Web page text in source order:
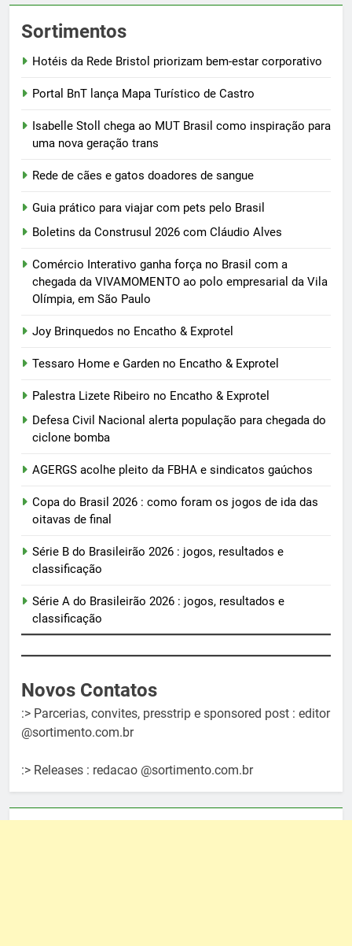
Sortimentos
Hotéis da Rede Bristol priorizam bem-estar corporativo
Portal BnT lança Mapa Turístico de Castro
Isabelle Stoll chega ao MUT Brasil como inspiração para
uma nova geração trans
Rede de cães e gatos doadores de sangue
Guia prático para viajar com pets pelo Brasil
Boletins da Construsul 2026 com Cláudio Alves
Comércio Interativo ganha força no Brasil com a
chegada da VIVAMOMENTO ao polo empresarial da Vila
Olímpia, em São Paulo
Joy Brinquedos no Encatho & Exprotel
Tessaro Home e Garden no Encatho & Exprotel
Palestra Lizete Ribeiro no Encatho & Exprotel
Defesa Civil Nacional alerta população para chegada do
ciclone bomba
AGERGS acolhe pleito da FBHA e sindicatos gaúchos
Copa do Brasil 2026 : como foram os jogos de ida das
oitavas de final
Série B do Brasileirão 2026 : jogos, resultados e
classificação
Série A do Brasileirão 2026 : jogos, resultados e
classificação
Novos Contatos
:> Parcerias, convites, presstrip e sponsored post : editor
@sortimento.com.br
:> Releases : redacao @sortimento.com.br